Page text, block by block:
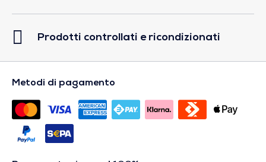
Prodotti controllati e ricondizionati
Metodi di pagamento